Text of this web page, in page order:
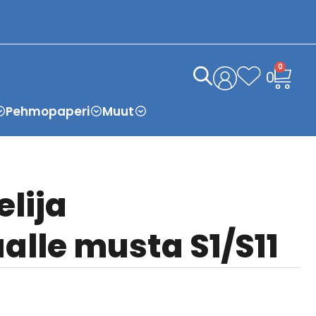
0
0
Pehmopaperi Muut
musta S1/S11